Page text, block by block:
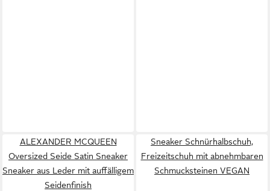
ALEXANDER MCQUEEN
Oversized Seide Satin Sneaker
Sneaker aus Leder mit auffälligem
Seidenfinish
Sneaker Schnürhalbschuh,
Freizeitschuh mit abnehmbaren
Schmucksteinen VEGAN